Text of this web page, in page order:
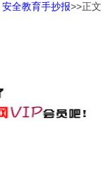
安全教育手抄报>>正文